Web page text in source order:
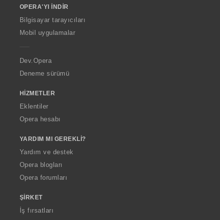
w
O
p
a
OPERA'YI İNDIR
Bilgisayar tarayıcıları
Mobil uygulamalar
Dev.Opera
Deneme sürümü
HIZMETLER
Eklentiler
Opera hesabı
YARDIM MI GEREKLI?
Yardım ve destek
Opera blogları
Opera forumları
ŞIRKET
İş fırsatları